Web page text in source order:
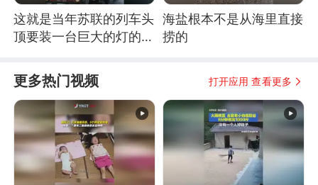
这就是当年苏联的列车头
顶要装一台巨大的灯的原
海盐根本不是从海里直接
捞的
更多热门视频 打开应用 查看更多